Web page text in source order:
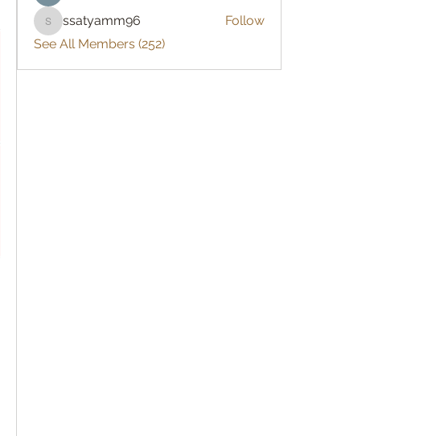
ssatyamm96
ssatyamm96
Follow
See All Members (252)